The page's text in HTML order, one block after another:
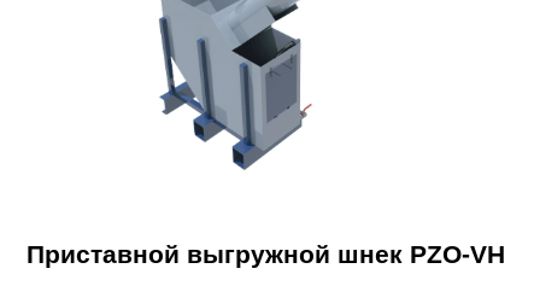
Приставной выгружной шнек PZO-VH